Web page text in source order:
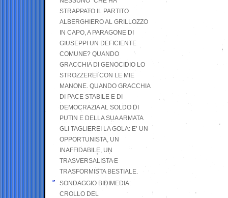
STRAPPATO IL PARTITO
ALBERGHIERO AL GRILLOZZO
IN CAPO, A PARAGONE DI
GIUSEPPI UN DEFICIENTE
COMUNE? QUANDO
GRACCHIA DI GENOCIDIO LO
STROZZEREI CON LE MIE
MANONE. QUANDO GRACCHIA
DI PACE STABILE E DI
DEMOCRAZIA AL SOLDO DI
PUTIN E DELLA SUA ARMATA
GLI TAGLIEREI LA GOLA: E’ UN
OPPORTUNISTA, UN
INAFFIDABILE, UN
TRASVERSALISTA E
TRASFORMISTA BESTIALE.
SONDAGGIO BIDIMEDIA:
CROLLO DEL